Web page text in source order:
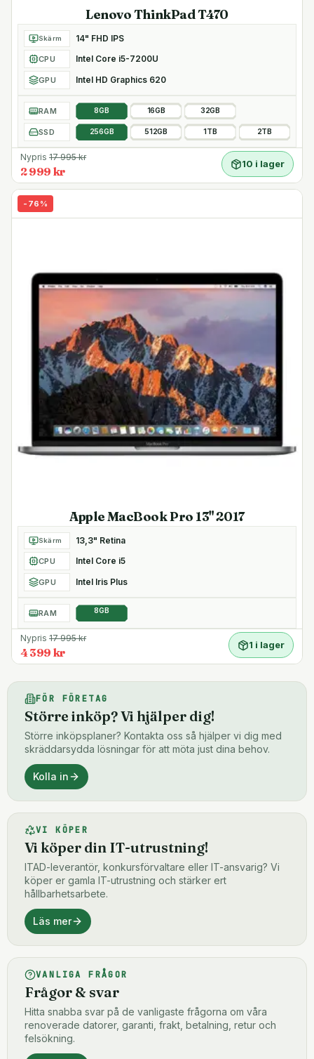
Lenovo ThinkPad T470
Skärm 14" FHD IPS
CPU Intel Core i5-7200U
GPU Intel HD Graphics 620
RAM 8GB 16GB 32GB
SSD 256GB 512GB 1TB 2TB
Nypris 17 995kr
2 999 kr
10 i lager
- 76 %
Apple MacBook Pro 13" 2017
Skärm 13,3" Retina
CPU Intel Core i5
GPU Intel Iris Plus
RAM 8GB
Nypris 17 995kr
4 399 kr
1 i lager
FÖR FÖRETAG
Större inköp? Vi hjälper dig!
Större inköpsplaner? Kontakta oss så hjälper vi dig med
skräddarsydda lösningar för att möta just dina behov.
Kolla in
VI KÖPER
Vi köper din IT-utrustning!
ITAD-leverantör, konkursförvaltare eller IT-ansvarig? Vi
köper er gamla IT-utrustning och stärker ert
hållbarhetsarbete.
Läs mer
VANLIGA FRÅGOR
Frågor & svar
Hitta snabba svar på de vanligaste frågorna om våra
renoverade datorer, garanti, frakt, betalning, retur och
felsökning.